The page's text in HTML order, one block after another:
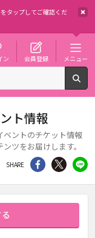
タップしてご確認くだ
ン 会員登録 メニュー
ト情報
ベントのチケット情報
ツをお届けします。
SHARE シェア Twitter